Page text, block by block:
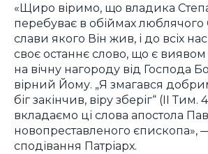
«Щиро віримо, що владика
перебуває в обіймах люблячого
слави якого Він жив, і до всіх
своє останнє слово, що є виявом
на вічну нагороду від Господа
вірний Йому. „Я змагався
біг закінчив, віру зберіг“ (II Тим.
вкладаємо ці слова апостола
новопреставленого єпископа»,
сподівання Патріарх.